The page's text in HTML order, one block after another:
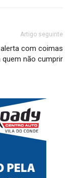
Artigo seguinte
com coimas
quem não cumprir